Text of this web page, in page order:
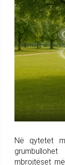
Në qytetet
mbrojtëset